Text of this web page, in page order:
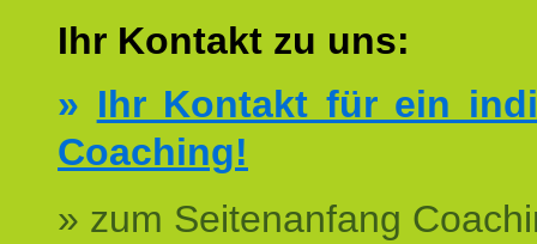
Ihr Kontakt zu uns:
» Ihr Kontakt für ein
Coaching!
» zum Seitenanfang